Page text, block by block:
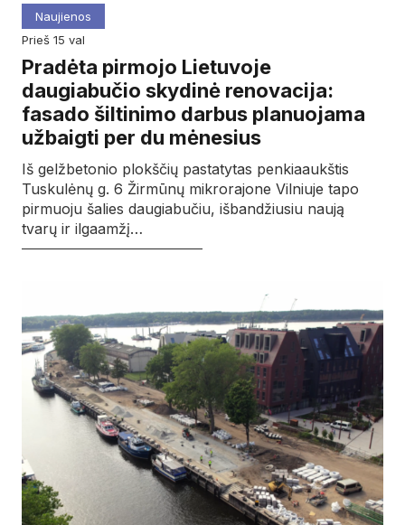
Naujienos
prieš 15 val
Pradėta pirmojo Lietuvoje
daugiabučio skydinė renovacija:
fasado šiltinimo darbus planuojama
užbaigti per du mėnesius
Iš gelžbetonio plokščių pastatytas penkiaaukštis
Tuskulėnų g. 6 Žirmūnų mikrorajone Vilniuje tapo
pirmuoju šalies daugiabučiu, išbandžiusiu naują
tvarų ir ilgaamžį…